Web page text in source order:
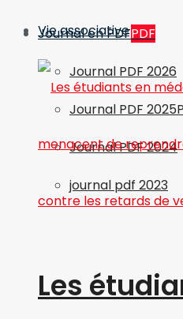
Journal en PDFPDF
Journal PDF 2026
Journal PDF 2025
Journal PDF 2024
journal pdf 2023
Vie associative
Les